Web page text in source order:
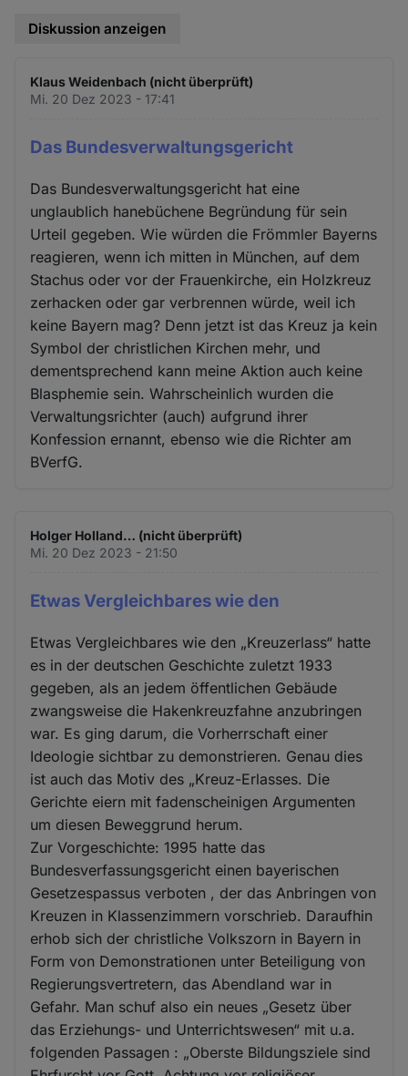
Diskussion anzeigen
Klaus Weidenbach (nicht überprüft)
Mi. 20 Dez 2023 - 17:41
Das Bundesverwaltungsgericht
Das Bundesverwaltungsgericht hat eine
unglaublich hanebüchene Begründung für sein
Urteil gegeben. Wie würden die Frömmler Bayerns
reagieren, wenn ich mitten in München, auf dem
Stachus oder vor der Frauenkirche, ein Holzkreuz
zerhacken oder gar verbrennen würde, weil ich
keine Bayern mag? Denn jetzt ist das Kreuz ja kein
Symbol der christlichen Kirchen mehr, und
dementsprechend kann meine Aktion auch keine
Blasphemie sein. Wahrscheinlich wurden die
Verwaltungsrichter (auch) aufgrund ihrer
Konfession ernannt, ebenso wie die Richter am
BVerfG.
Holger Holland… (nicht überprüft)
Mi. 20 Dez 2023 - 21:50
Etwas Vergleichbares wie den
Etwas Vergleichbares wie den „Kreuzerlass“ hatte
es in der deutschen Geschichte zuletzt 1933
gegeben, als an jedem öffentlichen Gebäude
zwangsweise die Hakenkreuzfahne anzubringen
war. Es ging darum, die Vorherrschaft einer
Ideologie sichtbar zu demonstrieren. Genau dies
ist auch das Motiv des „Kreuz-Erlasses. Die
Gerichte eiern mit fadenscheinigen Argumenten
um diesen Beweggrund herum.
Zur Vorgeschichte: 1995 hatte das
Bundesverfassungsgericht einen bayerischen
Gesetzespassus verboten , der das Anbringen von
Kreuzen in Klassenzimmern vorschrieb. Daraufhin
erhob sich der christliche Volkszorn in Bayern in
Form von Demonstrationen unter Beteiligung von
Regierungsvertretern, das Abendland war in
Gefahr. Man schuf also ein neues „Gesetz über
das Erziehungs- und Unterrichtswesen“ mit u.a.
folgenden Passagen : „Oberste Bildungsziele sind
Cookies